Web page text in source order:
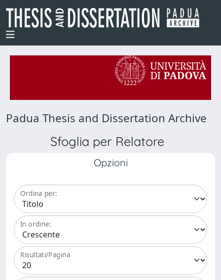
Padua Thesis and Dissertation Archive
Sfoglia per Relatore
Opzioni
Ordina per:
In ordine:
Risultati/Pagina